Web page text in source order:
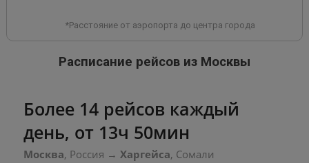
*Расстояние от аэропорта до центра города
Расписание рейсов из Москвы
Более 14 рейсов каждый
день, от 13ч 50мин
Москва, Россия → Харгейса, Сомали